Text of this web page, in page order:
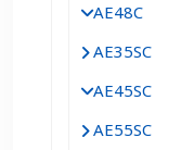
AE48C
AE35SC
AE45SC
AE55SC